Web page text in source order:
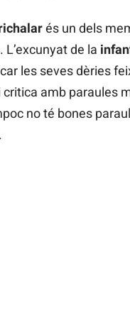
és un dels
de la
les seves dèries
critica amb paraules
no té bones